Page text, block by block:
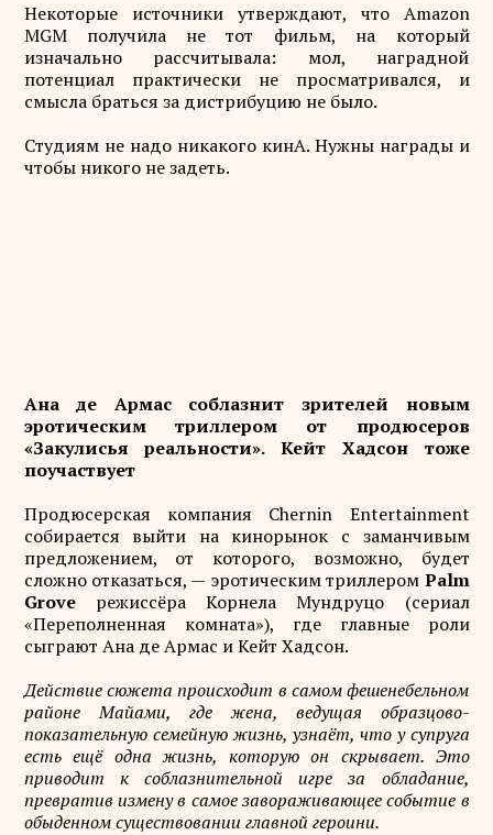
Некоторые источники утверждают, что Amazon
MGM получила не тот фильм, на который
изначально рассчитывала: мол, наградной
потенциал практически не просматривался, и
смысла браться за дистрибуцию не было.
Студиям не надо никакого кинА. Нужны награды и
чтобы никого не задеть.
Ана де Армас соблазнит зрителей новым
эротическим триллером от продюсеров
«Закулисья реальности». Кейт Хадсон тоже
поучаствует
Продюсерская компания Chernin Entertainment
собирается выйти на кинорынок с заманчивым
предложением, от которого, возможно, будет
сложно отказаться, — эротическим триллером Palm
Groveрежиссёра Корнела Мундруцо (сериал
«Переполненная комната»), где главные роли
сыграют Ана де Армас и Кейт Хадсон.
Действие сюжета происходит в самом фешенебельном
районе Майами, где жена, ведущая образцово-
показательную семейную жизнь, узнаёт, что у супруга
есть ещё одна жизнь, которую он скрывает. Это
приводит к соблазнительной игре за обладание,
превратив измену в самое завораживающее событие в
обыденном существовании главной героини.